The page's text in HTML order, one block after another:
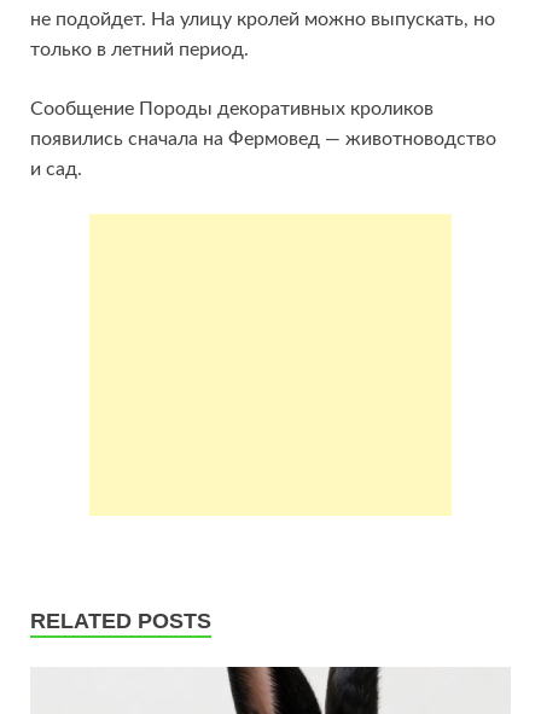
не подойдет. На улицу кролей можно выпускать, но
только в летний период.
Сообщение Породы декоративных кроликов
появились сначала на Фермовед — животноводство
и сад.
RELATED POSTS